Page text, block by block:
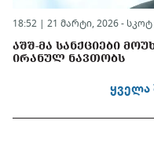
18:52 | 21 მარტი, 2026 - სკოტ
ᲐᲨᲨ-ᲛᲐ ᲡᲐᲜᲥᲪᲘᲔᲑᲘ
ᲘᲠᲐᲜᲣᲚ ᲜᲐᲕᲗᲝᲑᲡ
ყველა